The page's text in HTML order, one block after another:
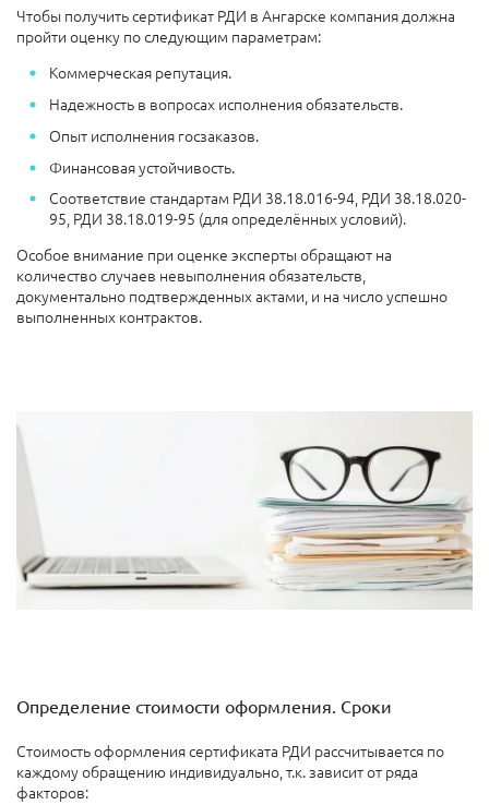
Чтобы получить сертификат РДИ в Ангарске компания должна
пройти оценку по следующим параметрам:
Коммерческая репутация.
Надежность в вопросах исполнения обязательств.
Опыт исполнения госзаказов.
Финансовая устойчивость.
Соответствие стандартам РДИ 38.18.016-94, РДИ 38.18.020-
95, РДИ 38.18.019-95 (для определённых условий).
Особое внимание при оценке эксперты обращают на
количество случаев невыполнения обязательств,
документально подтвержденных актами, и на число успешно
выполненных контрактов.
Определение стоимости оформления. Сроки
Стоимость оформления сертификата РДИ рассчитывается по
каждому обращению индивидуально, т.к. зависит от ряда
факторов: